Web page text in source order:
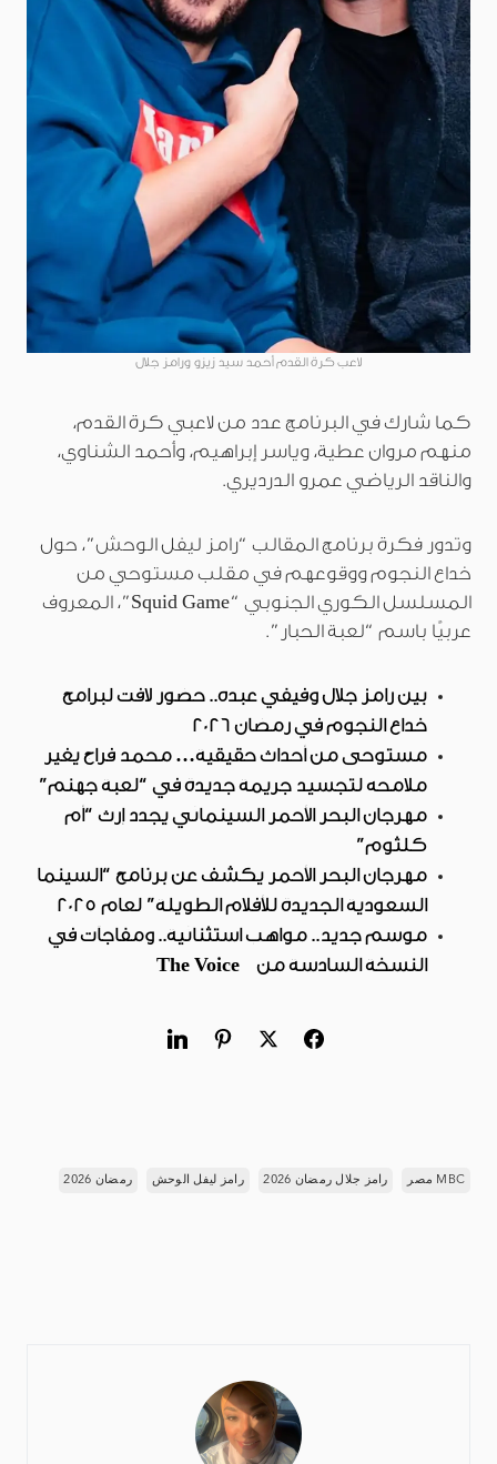
لاعب كرة القدم أحمد سيد زيزو ورامز جلال
كما شارك في البرنامج عدد من لاعبي كرة القدم،
منهم مروان عطية، وياسر إبراهيم، وأحمد الشناوي،
والناقد الرياضي عمرو الدرديري.
وتدور فكرة برنامج المقالب “رامز ليفل الوحش”، حول
خداع النجوم ووقوعهم في مقلب مستوحي من
المسلسل الكوري الجنوبي “Squid Game”، المعروف
عربيًا باسم “لعبة الحبار”.
بين رامز جلال وفيفي عبده.. حضور لافت لبرامج
خداع النجوم في رمضان 2026
مستوحى من أحداث حقيقية… محمد فراج يغير
ملامحه لتجسيد جريمة جديدة في “لعبة جهنم”
مهرجان البحر الأحمر السينمائي يجدد إرث “أم
كلثوم”
مهرجان البحر الأحمر يكشف عن برنامج “السينما
السعودية الجديدة للأفلام الطويلة” لعام 2025
موسم جديد.. مواهب استثنائية.. ومفاجآت في
النسخة السادسة من The Voice
MBC مصر رامز جلال رمضان 2026 رامز ليفل الوحش رمضان 2026